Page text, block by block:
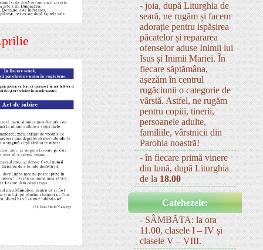
- joia, după Liturghia de
seară, ne rugăm și facem
adorație pentru ispășirea
păcatelor și repararea
ofenselor aduse Inimii lui
Isus și Inimii Mariei. În
fiecare săptămâna,
așezăm în centrul
rugăciunii o categorie de
vârstă. Astfel, ne rugăm
pentru copiii, tinerii,
persoanele adulte,
familiile, vârstnicii din
Parohia noastră!
- în fiecare primă vinere
din lună, după Liturghia
de la18.00
Catehezele:
- SÂMBĂTA: la ora
11.00, clasele I – IV și
clasele V – VIII.